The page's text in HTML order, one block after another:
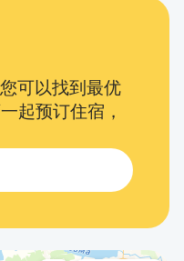
可以找到最优
起预订住宿，